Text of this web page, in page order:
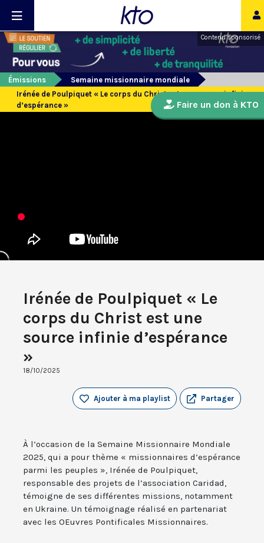
Contenu sponsorisé
Émissions
Semaine missionnaire mondiale
Irénée de Poulpiquet « Le corps du Christ est une source infinie
d’espérance »
Irénée de Poulpiquet « Le
corps du Christ est une
source infinie d’espérance
»
18/10/2025
Partager
Ajouter à ma playlist
À l’occasion de la Semaine Missionnaire Mondiale
2025, qui a pour thème « missionnaires d’espérance
parmi les peuples », Irénée de Poulpiquet,
responsable des projets de l’association Caridad,
témoigne de ses différentes missions, notamment
en Ukraine. Un témoignage réalisé en partenariat
avec les OEuvres Pontificales Missionnaires.
Faire un don à KTO